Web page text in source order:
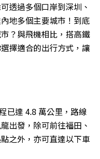
透過多個口岸到深圳、
地多個主要城市！到底
？與飛機相比，搭高鐵
擇適合的出行方式，讓
已達 4.8 萬公里，路線
出發，除可前往福田、
之外，亦可直達以下車